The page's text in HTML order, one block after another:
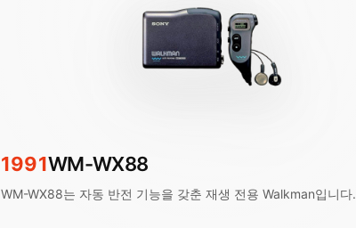
1991WM-WX88
WM-WX88는 자동 반전 기능을 갖춘 재생 전용 Walkman입니다.